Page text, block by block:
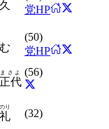
党HP
(50)
党HP
正代
まさよ (56)
り
(32)